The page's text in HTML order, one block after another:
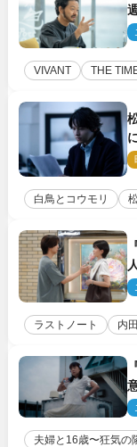
VIVANT THE
白鳥とコウモリ
ラストノート 内
夫婦と16歳〜狂気の